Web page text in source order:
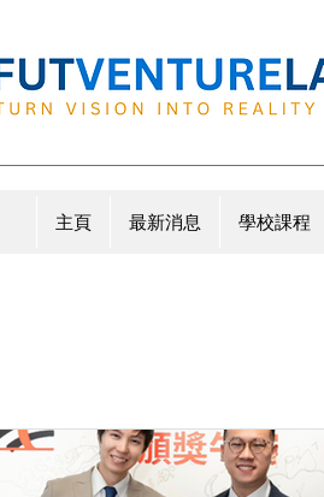
主頁 最新消息 學校課程